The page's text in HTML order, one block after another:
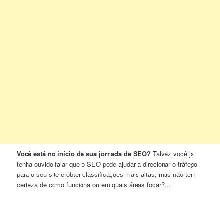
Você está no início de sua jornada de SEO? Talvez você já
tenha ouvido falar que o SEO pode ajudar a direcionar o tráfego
para o seu site e obter classificações mais altas, mas não tem
certeza de como funciona ou em quais áreas focar?…